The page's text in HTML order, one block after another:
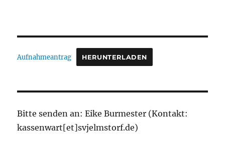
Aufnahmeantrag HERUNTERLADEN
Bitte senden an: Eike Burmester (Kontakt:
kassenwart[et]svjelmstorf.de)